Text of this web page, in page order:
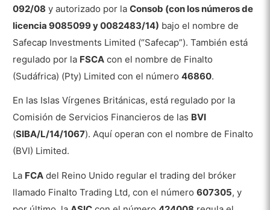
encontrar en Markets.com
Trading Social – Copy Trading
Pros
Contras
Servicio de atención al cliente
Idiomas
Servicio de Atención al Cliente
Investigación y formación
092/08 y autorizado por laConsob (con los números de
licencia 9085099 y 0082483/14) bajo el nombre de
Safecap Investments Limited (“Safecap”). También está
regulado por la FSCA con el nombre de Finalto
(Sudáfrica) (Pty) Limited con el número46860.
En las Islas Vírgenes Británicas, está regulado por la
Comisión de Servicios Financieros de las BVI
(SIBA/L/14/1067). Aquí operan con el nombre de Finalto
(BVI) Limited.
La FCA del Reino Unido regular el trading del bróker
llamado Finalto Trading Ltd, con el número607305, y